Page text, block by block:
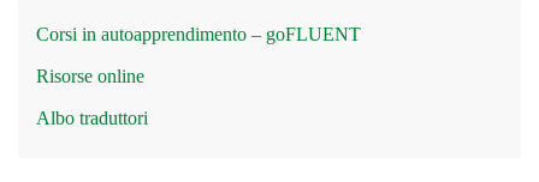
Corsi in autoapprendimento – goFLUENT
Risorse online
Albo traduttori